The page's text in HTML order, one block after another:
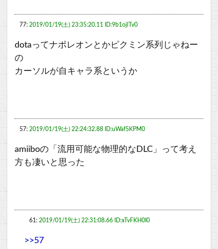
77: 2019/01/19(土) 23:35:20.11 ID:9b1ojlTv0
dotaってナポレオンとかピクミン系列じゃねー
の
カーソルが自キャラ系というか
57: 2019/01/19(土) 22:24:32.88 ID:uWaf5KPM0
amiiboの「流用可能な物理的なDLC」って考え
方も凄いと思った
61: 2019/01/19(土) 22:31:08.66 ID:xTvFKH0I0
>>57